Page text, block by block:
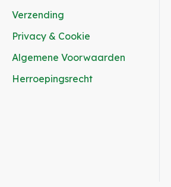
Verzending
Privacy & Cookie
Algemene Voorwaarden
Herroepingsrecht